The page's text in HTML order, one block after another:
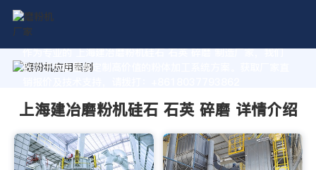
作为专业的 上海建冶磨粉机硅石 石英 碎磨 制造厂家，我们
致力于为您量身定制高价值的粉体加工系统方案。获取厂家直
上海建冶磨粉机硅石 石英 碎磨 详情介绍